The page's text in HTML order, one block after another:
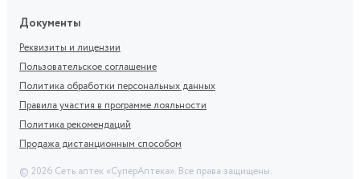
Документы
Реквизиты и лицензии
Пользовательское соглашение
Политика обработки персональных данных
Правила участия в программе лояльности
Политика рекомендаций
Продажа дистанционным способом
© 2026 Сеть аптек «СуперАптека». Все права защищены.